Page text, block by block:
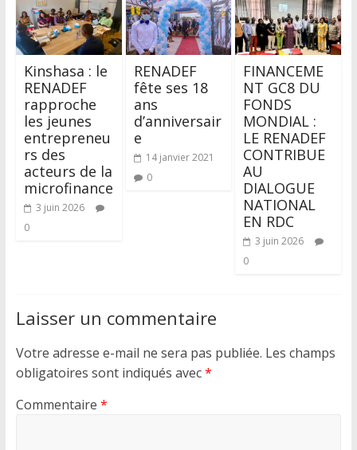
Kinshasa : le
RENADEF
rapproche
les jeunes
entrepreneu
rs des
acteurs de la
microfinance
3 juin 2026
0
RENADEF
fête ses 18
ans
d’anniversair
e
14 janvier 2021
0
FINANCEME
NT GC8 DU
FONDS
MONDIAL :
LE RENADEF
CONTRIBUE
AU
DIALOGUE
NATIONAL
EN RDC
3 juin 2026
0
Laisser un commentaire
Votre adresse e-mail ne sera pas publiée. Les champs
obligatoires sont indiqués avec*
Commentaire *